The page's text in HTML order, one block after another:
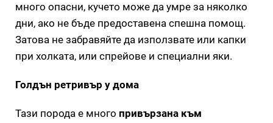
много опасни, кучето може да умре за няколко
дни, ако не бъде предоставена спешна помощ.
Затова не забравяйте да използвате или капки
при холката, или спрейове и специални яки.
Голдън ретривър у дома
Тази порода е много привързана към